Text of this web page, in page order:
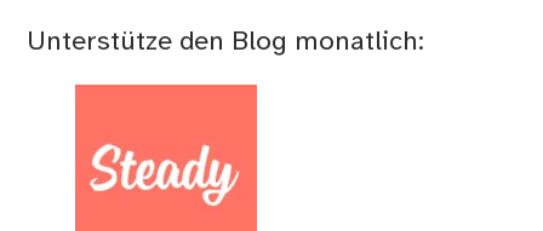
Unterstütze den Blog monatlich: